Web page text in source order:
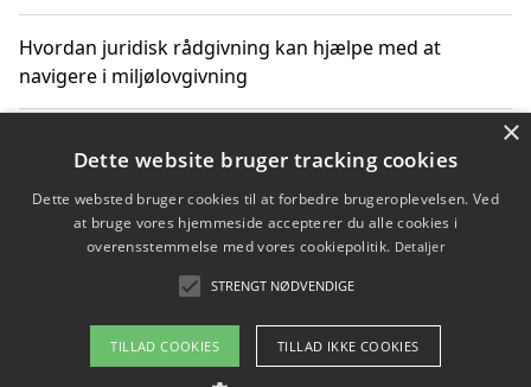
Hvordan juridisk rådgivning kan hjælpe med at
navigere i miljølovgivning
Hvordan spil og underholdning online kan inspirere til
bæredygtige valg
Køb produkter i danske webshops for at spare på
transport og nedbringe CO2-udledning
Copyright 2026 - Pilanto Aps
×
Dette website bruger tracking cookies
Dette websted bruger cookies til at forbedre brugeroplevelsen. Ved
at bruge vores hjemmeside accepterer du alle cookies i
overensstemmelse med vores cookiepolitik. Detaljer
STRENGT NØDVENDIGE
TILLAD COOKIES TILLAD IKKE COOKIES